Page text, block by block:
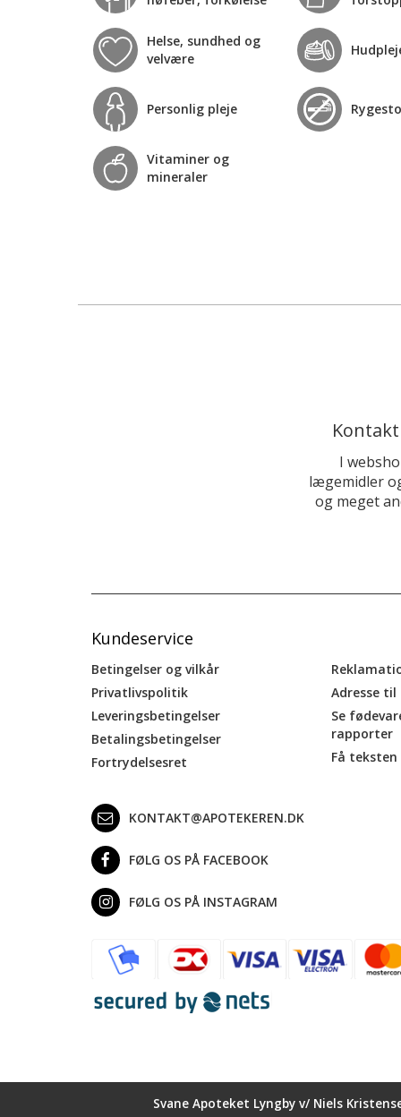
Helse, sundhed og
velvære
Personlig pleje
Vitaminer og
mineraler
I
lægemidler
og meget
Kundeservice
Betingelser og vilkår
Privatlivspolitik
Leveringsbetingelser
Betalingsbetingelser
Fortrydelsesret
Adresse
Se
rapporter
Få
KONTAKT@APOTEKEREN.DK
FØLG OS PÅ FACEBOOK
FØLG OS PÅ INSTAGRAM
Svane Apoteket Lyngby v/ Niels